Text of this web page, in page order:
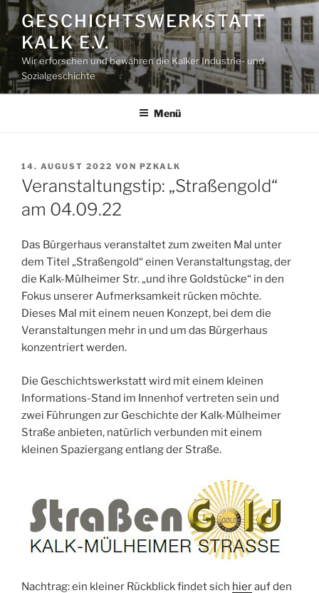
Zum
Inhalt
springen
GESCHICHTSWERKSTATT
KALK E.V.
Wir erforschen und bewahren die Kalker Industrie- und
Sozialgeschichte
Menü
VERÖFFENTLICHT
AM
14. AUGUST 2022 VON PZKALK
Veranstaltungstip: „Straßengold“
am 04.09.22
Das Bürgerhaus veranstaltet zum zweiten Mal unter
dem Titel „Straßengold“ einen Veranstaltungstag, der
die Kalk-Mülheimer Str. „und ihre Goldstücke“ in den
Fokus unserer Aufmerksamkeit rücken möchte.
Dieses Mal mit einem neuen Konzept, bei dem die
Veranstaltungen mehr in und um das Bürgerhaus
konzentriert werden.
Die Geschichtswerkstatt wird mit einem kleinen
Informations-Stand im Innenhof vertreten sein und
zwei Führungen zur Geschichte der Kalk-Mülheimer
Straße anbieten, natürlich verbunden mit einem
kleinen Spaziergang entlang der Straße.
Nachtrag: ein kleiner Rückblick findet sich hierauf den